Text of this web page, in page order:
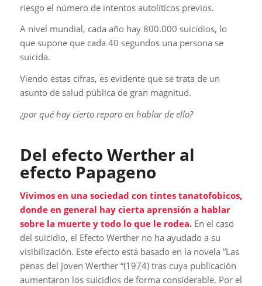
riesgo el número de intentos autolíticos previos.
A nivel mundial, cada año hay 800.000 suicidios, lo
que supone que cada 40 segundos una persona se
suicida.
Viendo estas cifras, es evidente que se trata de un
asunto de salud pública de gran magnitud.
¿por qué hay cierto reparo en hablar de ello?
Del efecto Werther al
efecto Papageno
Vivimos en una sociedad con tintes tanatofobicos,
donde en general hay cierta aprensión a hablar
sobre la muerte y todo lo que le rodea.En el caso
del suicidio, el Efecto Werther no ha ayudado a su
visibilización. Este efecto está basado en la novela ”Las
penas del joven Werther “(1974) tras cuya publicación
aumentaron los suicidios de forma considerable. Por el